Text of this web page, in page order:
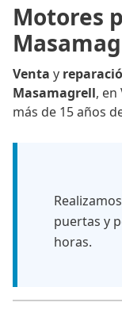
Motores
Venta y
Masamagrell, en
más de 15 años
puertas y
horas.